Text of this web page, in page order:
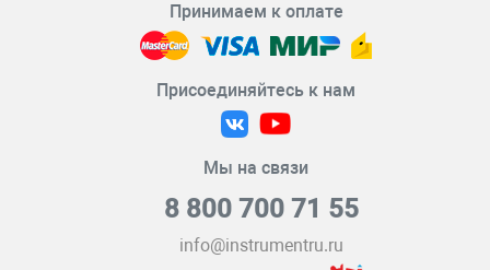
Принимаем к оплате
Присоединяйтесь к нам
Мы на связи
8 800 700 71 55
info@instrumentru.ru